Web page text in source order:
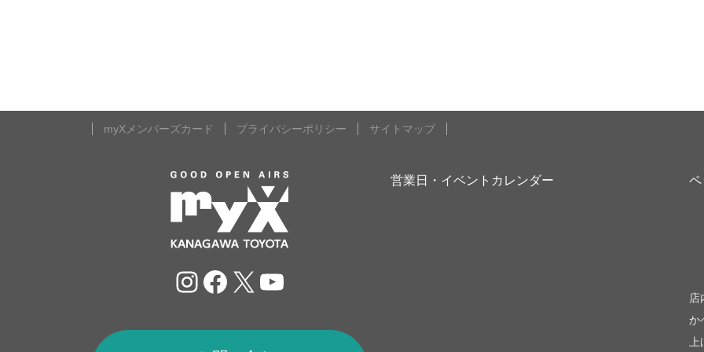
myXメンバーズカード プライバシーポリシー サイトマップ
Instagram
Facebook
X YouTube
営業日・イベントカレンダー ペ
店
か